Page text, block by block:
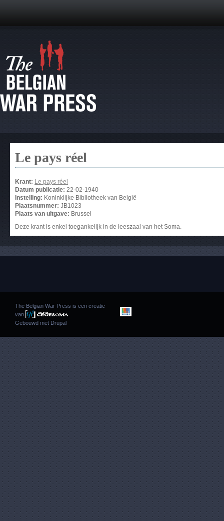
Le pays réel
Krant: Le pays réel
Datum publicatie: 22-02-1940
Instelling: Koninklijke Bibliotheek van België
Plaatsnummer: JB1023
Plaats van uitgave: Brussel
Deze krant is enkel toegankelijk in de leeszaal van het Soma.
The Belgian War Press is een creatie
van
Gebouwd met Drupal